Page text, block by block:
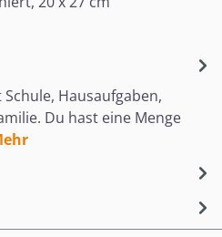
Hausaufgaben,
Du hast eine Menge